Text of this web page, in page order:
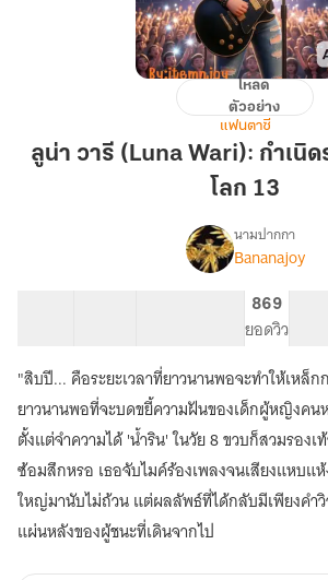
วารี
13
โหลด
ตัวอย่าง
แฟนตาซี
ลูน่า วารี (Luna Wari): กำเนิด
โลก 13
เรื่อง
น่า
วารี
(Luna
Varee):
กำเนิด
ราชินี
เวที
ระดับ
โลก
นามปากกา
Bananajoy
869
ยอดวิว
"สิบปี... คือระยะเวลาที่ยาวนานพอจะทำให้เหล็
ยาวนานพอที่จะบดขยี้ความฝันของเด็กผู้หญิงคน
ตั้งแต่จำความได้ 'น้ำริน' ในวัย 8 ขวบก็สวมรอง
ซ้อมสึกหรอ เธอจับไมค์ร้องเพลงจนเสียงแหบแ
ใหญ่มานับไม่ถ้วน แต่ผลลัพธ์ที่ได้กลับมีเพียงคำ